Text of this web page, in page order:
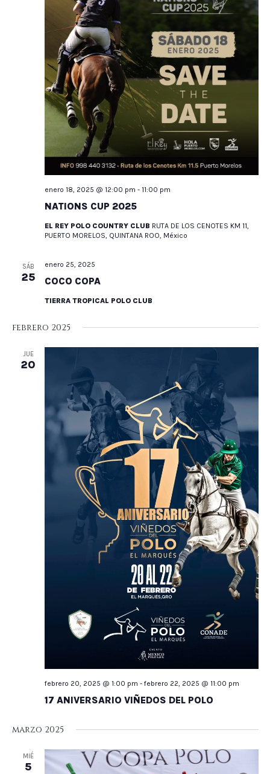
NATIONS CUP 2025
enero 18, 2025 @ 12:00 pm - 11:00 pm
EL REY POLO COUNTRY CLUB RUTA DE LOS CENOTES KM 11,
PUERTO MORELOS, QUINTANA ROO, México
SÁB
25 COCO COPA
enero 25, 2025
TIERRA TROPICAL POLO CLUB
febrero 2025
JUE
20
17 ANIVERSARIO VIÑEDOS DEL POLO
febrero 20, 2025 @ 1:00 pm - febrero 22, 2025 @ 11:00 pm
marzo 2025
MIÉ
5